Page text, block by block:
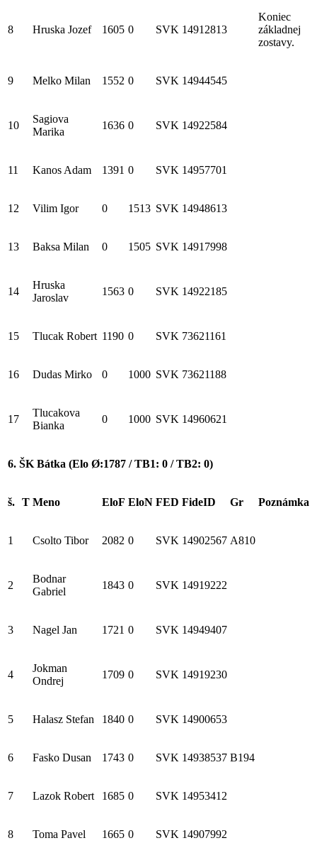
8 Hruska Jozef 1605 0 SVK 14912813
Koniec
základnej
zostavy.
9 Melko Milan 1552 0 SVK 14944545
10
Sagiova
Marika
1636 0 SVK 14922584
11 Kanos Adam 1391 0 SVK 14957701
12 Vilim Igor 0 1513 SVK 14948613
13 Baksa Milan 0 1505 SVK 14917998
14
Hruska
Jaroslav
1563 0 SVK 14922185
15 Tlucak Robert 1190 0 SVK 73621161
16 Dudas Mirko 0 1000 SVK 73621188
17
Tlucakova
Bianka
0 1000 SVK 14960621
6. ŠK Bátka (Elo Ø:1787 / TB1: 0 / TB2: 0)
š. T Meno EloF EloN FED FideID Gr Poznámka
1 Csolto Tibor 2082 0 SVK 14902567 A810
2
Bodnar
Gabriel
1843 0 SVK 14919222
3 Nagel Jan 1721 0 SVK 14949407
4
Jokman
Ondrej
1709 0 SVK 14919230
5 Halasz Stefan 1840 0 SVK 14900653
6 Fasko Dusan 1743 0 SVK 14938537 B194
7 Lazok Robert 1685 0 SVK 14953412
8 Toma Pavel 1665 0 SVK 14907992